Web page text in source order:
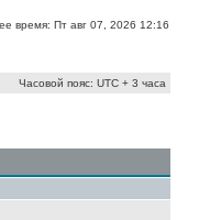
время: Пт авг 07, 2026 12:16
Часовой пояс: UTC + 3 часа